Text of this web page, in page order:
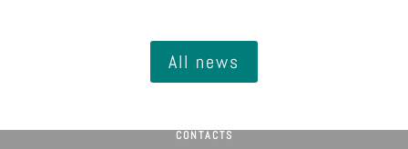
All news
CONTACTS